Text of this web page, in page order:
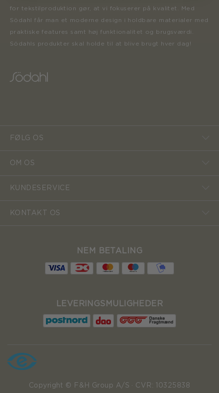
for tekstilproduktion gør, at vi fokuserer på kvalitet. Med
Södahl får man et moderne design i holdbare materialer med
praktiske features samt høj funktionalitet og brugsværdi.
Södahls produkter skal holde til at blive brugt hver dag!
FØLG OS
OM OS
KUNDESERVICE
KONTAKT OS
NEM BETALING
LEVERINGSMULIGHEDER
Copyright © F&H Group A/S · CVR: 10325838